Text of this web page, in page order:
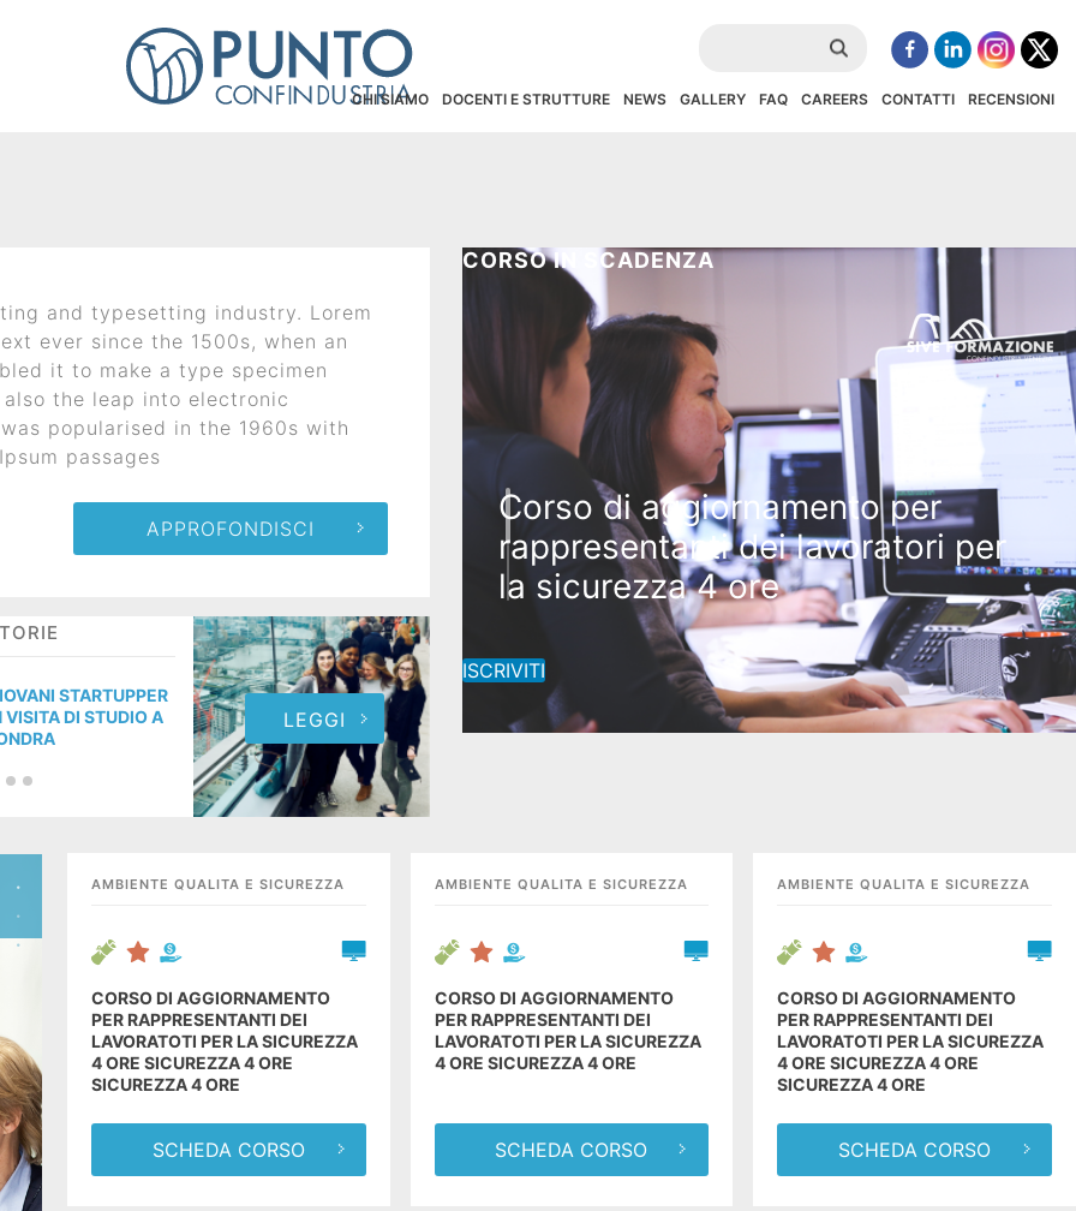
CHI SIAMO DOCENTI E STRUTTURE NEWS GALLERY FAQ CAREERS CONTATTI RECENSIONI
and typesetting industry. Lorem
ever since the 1500s, when an
it to make a type specimen
the leap into electronic
popularised in the 1960s with
passages
APPROFONDISCI
STARTUPPER
VISITA DI STUDIO A
LEGGI
GIOVANI STARTUPPER
IN VISITA DI STUDIO A
LONDRA
LEGGI
IN
LONDRA
CORSO IN SCADENZA
Corso di aggiornamento per
rappresentanti dei lavoratori per
la sicurezza 4 ore
Corso di aggiornamento per
rappresentanti dei lavoratori per
la sicurezza 4 ore
ISCRIVITI
AMBIENTE QUALITA E SICUREZZA
CORSO DI AGGIORNAMENTO
PER RAPPRESENTANTI DEI
LAVORATOTI PER LA SICUREZZA
4 ORE SICUREZZA 4 ORE
SICUREZZA 4 ORE
SCHEDA CORSO
AMBIENTE QUALITA E SICUREZZA
CORSO DI AGGIORNAMENTO
PER RAPPRESENTANTI DEI
LAVORATOTI PER LA SICUREZZA
4 ORE SICUREZZA 4 ORE
SCHEDA CORSO
AMBIENTE QUALITA E SICUREZZA
CORSO DI AGGIORNAMENTO
PER RAPPRESENTANTI DEI
LAVORATOTI PER LA SICUREZZA
4 ORE SICUREZZA 4 ORE
SICUREZZA 4 ORE
SCHEDA CORSO